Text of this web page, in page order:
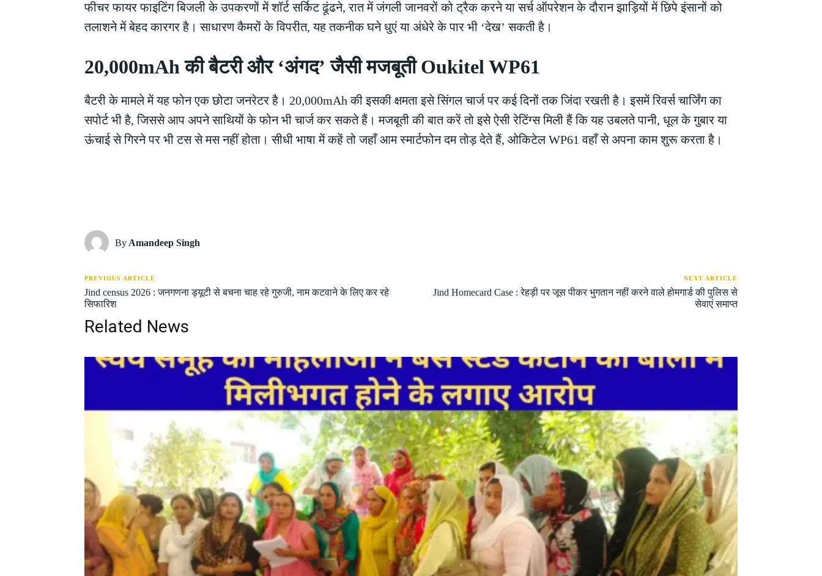
फीचर फायर फाइटिंग बिजली के उपकरणों में शॉर्ट सर्किट ढूंढने, रात में जंगली जानवरों को ट्रैक करने या सर्च ऑपरेशन के दौरान झाड़ियों में छिपे इंसानों को
तलाशने में बेहद कारगर है। साधारण कैमरों के विपरीत, यह तकनीक घने धुएं या अंधेरे के पार भी ‘देख’ सकती है।
20,000mAh की बैटरी और ‘अंगद’ जैसी मजबूती Oukitel WP61
बैटरी के मामले में यह फोन एक छोटा जनरेटर है। 20,000mAh की इसकी क्षमता इसे सिंगल चार्ज पर कई दिनों तक जिंदा रखती है। इसमें रिवर्स चार्जिंग का
सपोर्ट भी है, जिससे आप अपने साथियों के फोन भी चार्ज कर सकते हैं। मजबूती की बात करें तो इसे ऐसी रेटिंग्स मिली हैं कि यह उबलते पानी, धूल के गुबार या
ऊंचाई से गिरने पर भी टस से मस नहीं होता। सीधी भाषा में कहें तो जहाँ आम स्मार्टफोन दम तोड़ देते हैं, ओकिटेल WP61 वहाँ से अपना काम शुरू करता है।
By Amandeep Singh
PREVIOUS ARTICLE
Jind census 2026 : जनगणना ड्यूटी से बचना चाह रहे गुरुजी, नाम कटवाने के लिए कर रहे
सिफारिश
NEXT ARTICLE
Jind Homecard Case : रेहड़ी पर जूस पीकर भुगतान नहीं करने वाले होमगार्ड की पुलिस से
सेवाएं समाप्त
Related News